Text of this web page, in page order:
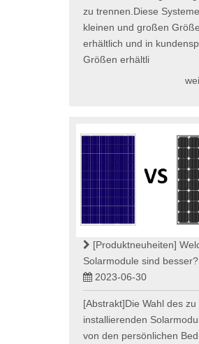
zu trennen.Diese
kleinen und großen
erhältlich und in
Größen erhältli
[Produktneuheiten]
Solarmodule sind besser?
2023-06-30
[Abstrakt]Die Wahl des zu
installierenden
von den persönlichen